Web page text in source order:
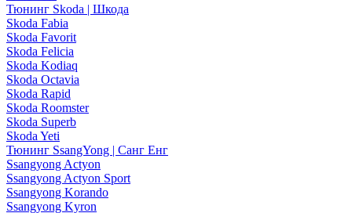
Тюнинг Skoda | Шкода
Skoda Fabia
Skoda Favorit
Skoda Felicia
Skoda Kodiaq
Skoda Octavia
Skoda Rapid
Skoda Roomster
Skoda Superb
Skoda Yeti
Тюнинг SsangYong | Санг Енг
Ssangyong Actyon
Ssangyong Actyon Sport
Ssangyong Korando
Ssangyong Kyron